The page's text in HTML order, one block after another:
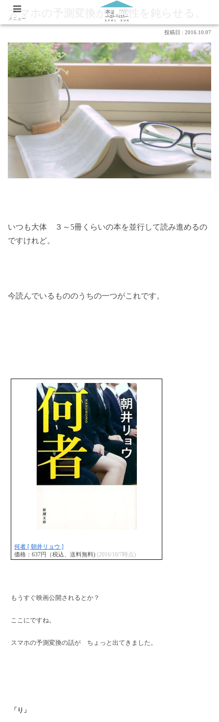
スマホの予測変換が 感性を鈍らせる。
2016.10.07
いつも大体 ３～5冊くらいの本を並行して読み進めるの
ですけれど。
今読んでいるもののうちの一つがこれです。
何者 [ 朝井リョウ ]
価格：637円（税込、送料無料) (2016/10/7時点)
もうすぐ映画公開されるとか？
ここにですね。
スマホの予測変換の話が ちょっと出てきました。
「り」
メニュー